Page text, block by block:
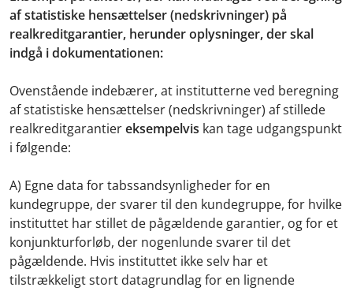
af statistiske hensættelser (nedskrivninger) på
realkreditgarantier, herunder oplysninger, der skal
indgå i dokumentationen:
Ovenstående indebærer, at institutterne ved beregning
af statistiske hensættelser (nedskrivninger) af stillede
realkreditgarantiereksempelvis kan tage udgangspunkt
i følgende:
A) Egne data for tabssandsynligheder for en
kundegruppe, der svarer til den kundegruppe, for hvilke
instituttet har stillet de pågældende garantier, og for et
konjunkturforløb, der nogenlunde svarer til det
pågældende. Hvis instituttet ikke selv har et
tilstrækkeligt stort datagrundlag for en lignende